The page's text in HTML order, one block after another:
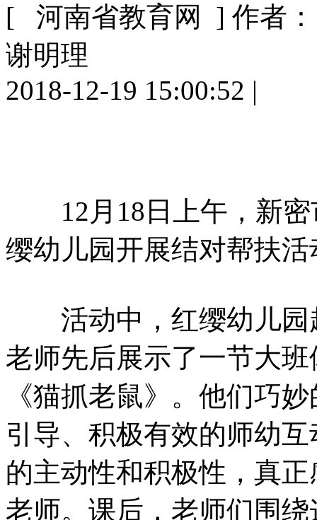
[ 河南省教育网 ] 作者：
谢明理
2018-12-19 15:00:52 |
12月18日上午，新密
缨幼儿园开展结对帮扶活
活动中，红缨幼儿园
老师先后展示了一节大
《猫抓老鼠》。他们巧
引导、积极有效的师幼
的主动性和积极性，真
老师。课后，老师们围